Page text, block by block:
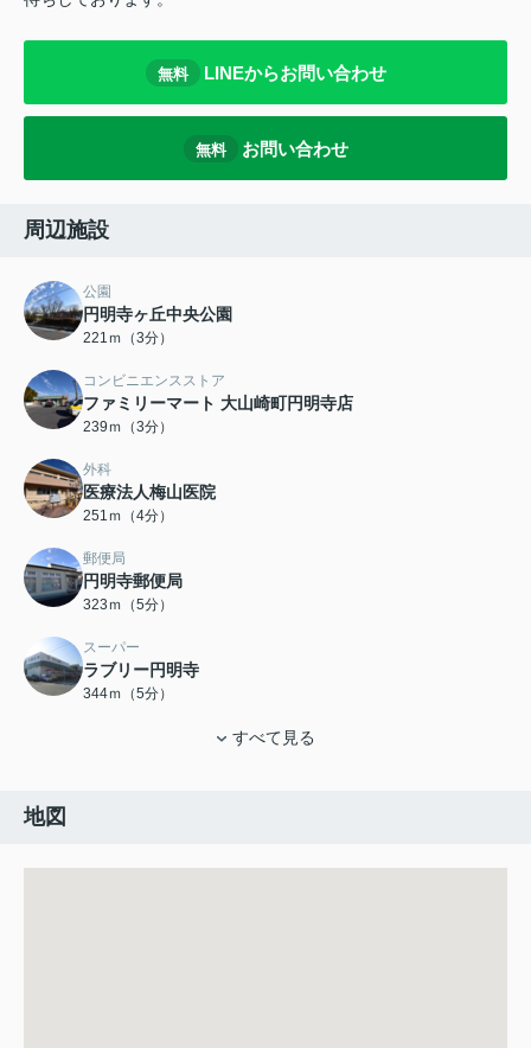
無料 LINEからお問い合わせ
無料 お問い合わせ
周辺施設
公園
円明寺ヶ丘中央公園
221ｍ（3分）
コンビニエンスストア
ファミリーマート 大山崎町円明寺店
239ｍ（3分）
外科
医療法人梅山医院
251ｍ（4分）
郵便局
円明寺郵便局
323ｍ（5分）
スーパー
ラブリー円明寺
344ｍ（5分）
すべて見る
地図